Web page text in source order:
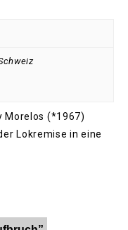
Morelos (*1967)
Lokremise in eine